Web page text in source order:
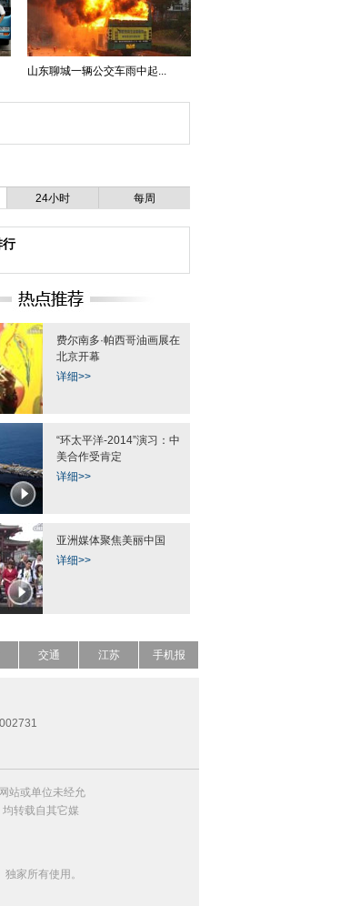
山东聊城一辆公交车雨中起...
24小时 每周
行
费尔南多·帕西哥油画展在
北京开幕
详细>>
“环太平洋-2014”演习：中
美合作受肯定
详细>>
亚洲媒体聚焦美丽中国
详细>>
交通 江苏 手机报
站或单位未经允
转载自其它媒
家所有使用。